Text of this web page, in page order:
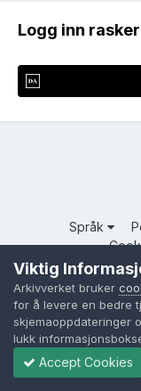
Logg inn
Språk
Viktig
Arkivverket bruker
for å levere en bedre
skjemaoppdateringer
lukk
Accept Cookies